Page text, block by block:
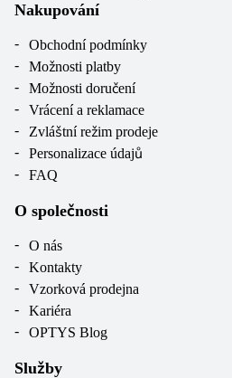
Nakupování
Obchodní podmínky
Možnosti platby
Možnosti doručení
Vrácení a reklamace
Zvláštní režim prodeje
Personalizace údajů
FAQ
O společnosti
O nás
Kontakty
Vzorková prodejna
Kariéra
OPTYS Blog
Služby